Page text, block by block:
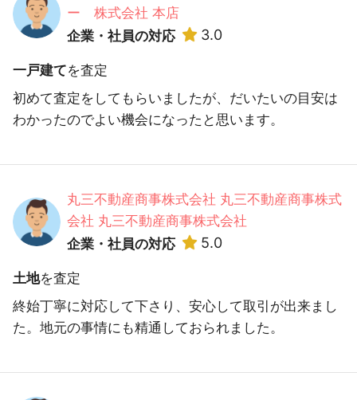
ー 株式会社 本店
企業・社員の対応
3.0
一戸建てを査定
初めて査定をしてもらいましたが、だいたいの目安は
わかったのでよい機会になったと思います。
丸三不動産商事株式会社 丸三不動産商事株式
会社 丸三不動産商事株式会社
企業・社員の対応
5.0
土地を査定
終始丁寧に対応して下さり、安心して取引が出来まし
た。地元の事情にも精通しておられました。